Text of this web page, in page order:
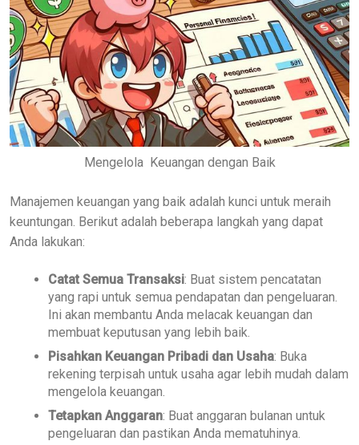
Mengelola Keuangan dengan Baik
Manajemen keuangan yang baik adalah kunci untuk meraih
keuntungan. Berikut adalah beberapa langkah yang dapat
Anda lakukan:
Catat Semua Transaksi: Buat sistem pencatatan
yang rapi untuk semua pendapatan dan pengeluaran.
Ini akan membantu Anda melacak keuangan dan
membuat keputusan yang lebih baik.
Pisahkan Keuangan Pribadi dan Usaha: Buka
rekening terpisah untuk usaha agar lebih mudah dalam
mengelola keuangan.
Tetapkan Anggaran: Buat anggaran bulanan untuk
pengeluaran dan pastikan Anda mematuhinya.